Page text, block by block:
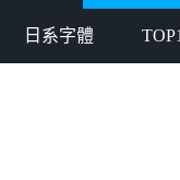
日系字體